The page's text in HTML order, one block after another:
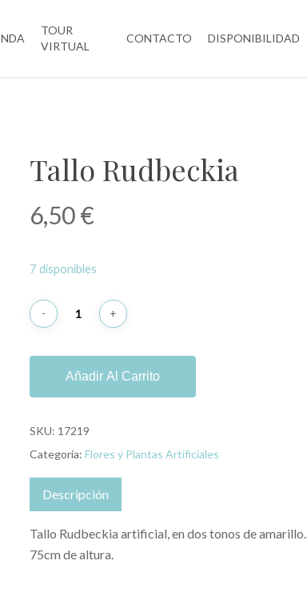
TOUR
VIRTUAL
CONTACTO DISPONIBILIDAD
Tallo Rudbeckia
6,50€
7 disponibles
Añadir Al Carrito
SKU: 17219
Categoría: Flores y Plantas Artificiales
Descripción
Tallo Rudbeckia artificial, en dos tonos de amarillo.
75cm de altura.